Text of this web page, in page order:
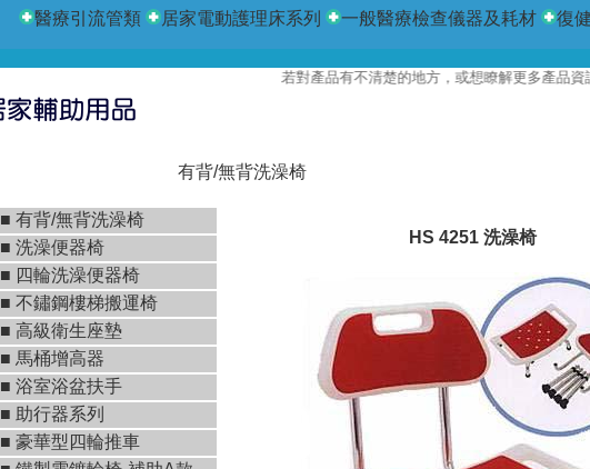
醫療引流管類 居家電動護理床系列 一般醫療檢查儀器及耗材 復
若對產品有不清楚的地方，或想瞭解更多產品資訊，請直接
有背/無背洗澡椅
■ 有背/無背洗澡椅
■ 洗澡便器椅
■ 四輪洗澡便器椅
■ 不鏽鋼樓梯搬運椅
■ 高級衛生座墊
■ 馬桶增高器
■ 浴室浴盆扶手
■ 助行器系列
■ 豪華型四輪推車
HS 4251 洗澡椅